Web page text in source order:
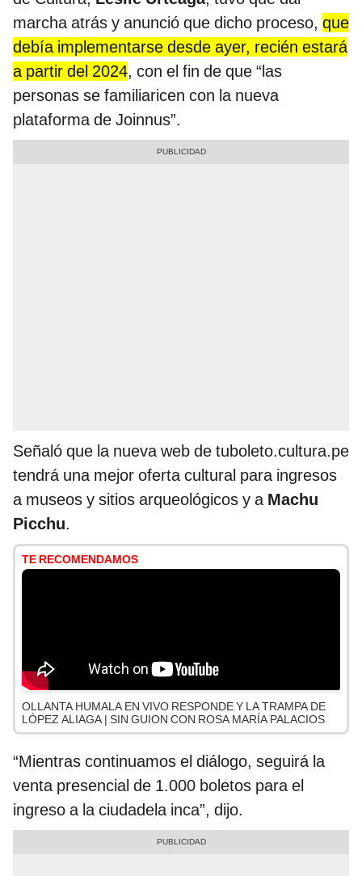
marcha atrás y anunció que dicho proceso, que
debía implementarse desde ayer, recién estará
a partir del 2024, con el fin de que “las
personas se familiaricen con la nueva
plataforma de Joinnus”.
Señaló que la nueva web de tuboleto.cultura.pe
tendrá una mejor oferta cultural para ingresos
a museos y sitios arqueológicos y a Machu
Picchu.
TE RECOMENDAMOS
OLLANTA HUMALA EN VIVO RESPONDE Y LA TRAMPA DE
LÓPEZ ALIAGA | SIN GUION CON ROSA MARÍA PALACIOS
“Mientras continuamos el diálogo, seguirá la
venta presencial de 1.000 boletos para el
ingreso a la ciudadela inca”, dijo.